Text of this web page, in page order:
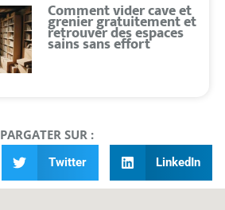
Comment vider cave et
grenier gratuitement et
retrouver des espaces
sains sans effort
PARGATER SUR :
Twitter LinkedIn